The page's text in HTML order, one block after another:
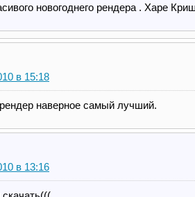
новогоднего рендера . Харе
в 15:18
наверное самый лучший.
в 13:16